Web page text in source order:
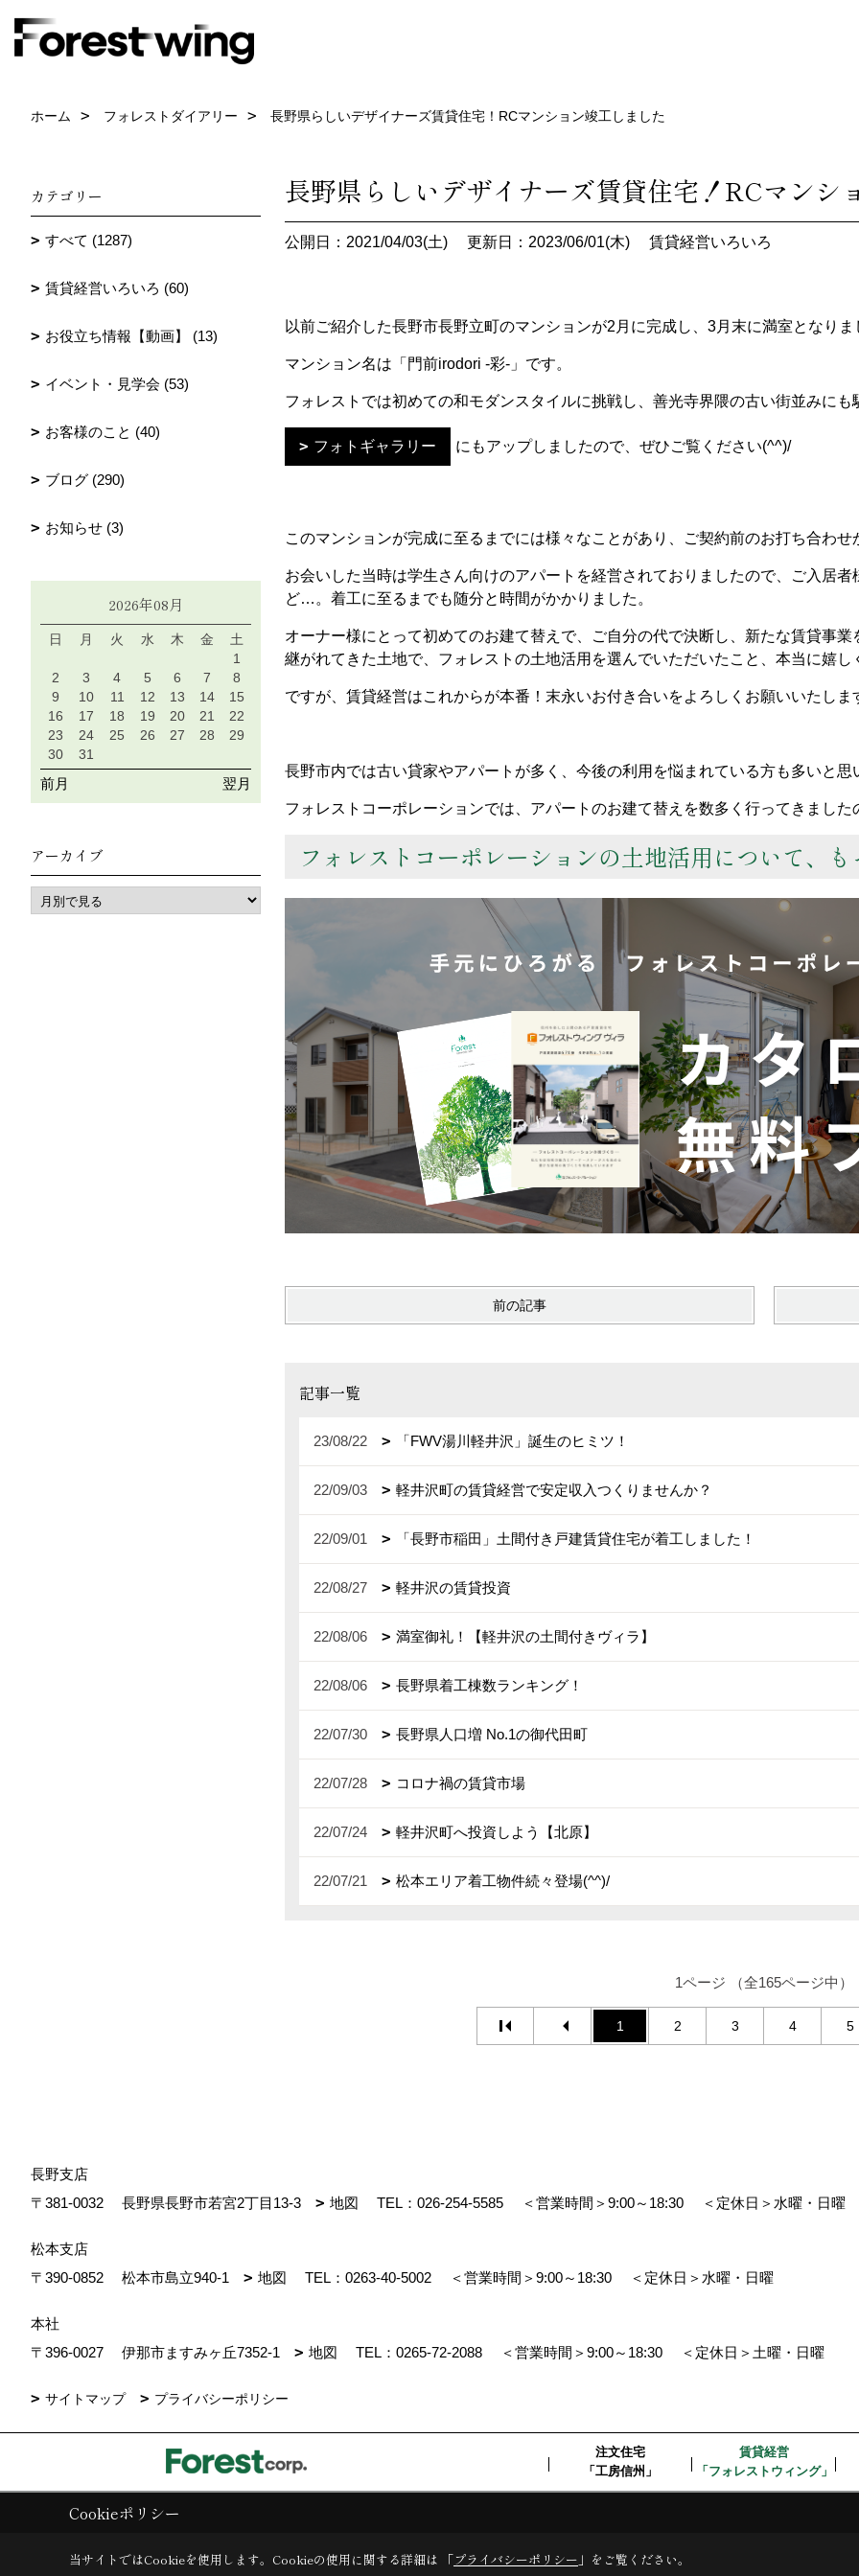
ホーム フォレストダイアリー 長野県らしいデザイナーズ賃貸住宅！RCマンション竣工しました
長野県らしいデザイナーズ賃貸住宅！RCマンシ
公開日：2021/04/03(土) 更新日：2023/06/01(木) 賃貸経営いろいろ
以前ご紹介した長野市長野立町のマンションが2月に完成し、3月末に満室となりま
マンション名は「門前irodori -彩-」です。
フォレストでは初めての和モダンスタイルに挑戦し、善光寺界隈の古い街並みに
フォトギャラリー にもアップしましたので、ぜひご覧ください(^^)/
このマンションが完成に至るまでには様々なことがあり、ご契約前のお打ち合わ
お会いした当時は学生さん向けのアパートを経営されておりましたので、ご入居
ど…。着工に至るまでも随分と時間がかかりました。
オーナー様にとって初めてのお建て替えで、ご自分の代で決断し、新たな賃貸事
継がれてきた土地で、フォレストの土地活用を選んでいただいたこと、本当に嬉し
ですが、賃貸経営はこれからが本番！末永いお付き合いをよろしくお願いいたしま
長野市内では古い貸家やアパートが多く、今後の利用を悩まれている方も多いと思
フォレストコーポレーションでは、アパートのお建て替えを数多く行ってきまし
フォレストコーポレーションの土地活用について、
前の記事
記事一覧
23/08/22 「FWV湯川軽井沢」誕生のヒミツ！
22/09/03 軽井沢町の賃貸経営で安定収入つくりませんか？
22/09/01 「長野市稲田」土間付き戸建賃貸住宅が着工しました！
22/08/27 軽井沢の賃貸投資
22/08/06 満室御礼！【軽井沢の土間付きヴィラ】
22/08/06 長野県着工棟数ランキング！
22/07/30 長野県人口増 No.1の御代田町
22/07/28 コロナ禍の賃貸市場
22/07/24 軽井沢町へ投資しよう【北原】
22/07/21 松本エリア着工物件続々登場(^^)/
1ページ （全165ページ中）
1 2 3 4 5
カテゴリー
すべて (1287)
賃貸経営いろいろ (60)
お役立ち情報【動画】 (13)
イベント・見学会 (53)
お客様のこと (40)
ブログ (290)
お知らせ (3)
2026年08月
日 月 火 水 木 金
土
1
2
3 4 5 6 7
8
9
10 11 12 13 14
15
16
17 18 19 20 21
22
23
24 25 26 27 28
29
30
31
前月 翌月
アーカイブ
長野支店
〒381-0032
長野県長野市若宮2丁目13-3 地図 TEL： 026-254-5585 ＜営業時間＞9:00～18:30 ＜定休日＞水曜・日曜
松本支店
〒390-0852
松本市島立940-1 地図 TEL： 0263-40-5002 ＜営業時間＞9:00～18:30 ＜定休日＞水曜・日曜
本社
〒396-0027
伊那市ますみヶ丘7352-1 地図 TEL： 0265-72-2088 ＜営業時間＞9:00～18:30 ＜定休日＞土曜・日曜
サイトマップ プライバシーポリシー
注文住宅
「工房信州」
賃貸経営
「フォレストウィング」
Copyright (c) ForestCorporation. All Rights Reserved.
Cookieポリシー
当サイトではCookieを使用します。 Cookieの使用に関する詳細は 「プライバシーポリシー 」をご覧ください。